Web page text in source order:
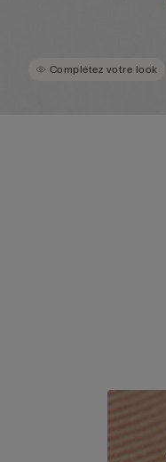
Complétez votre look